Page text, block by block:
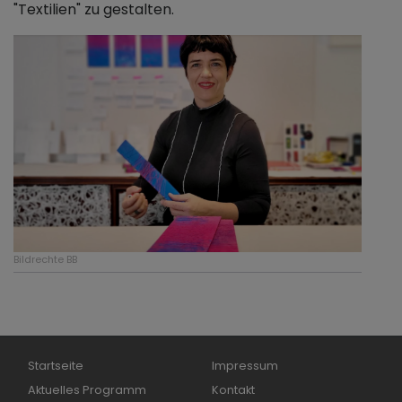
Bildrechte BB
"Textilien" zu gestalten.
Hauptnavigation
Startseite
Aktuelles Programm
Fußbereichsmenü
Impressum
Kontakt